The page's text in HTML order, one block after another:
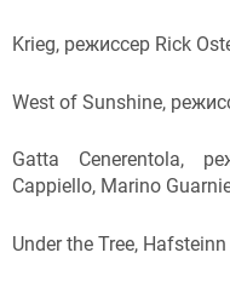
Krieg, режиссер Rick
West of Sunshine,
Gatta Cenerentola,
Cappiello, Marino
Under the Tree,